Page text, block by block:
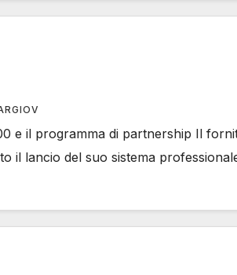
e il programma di partnership Il
il lancio del suo sistema